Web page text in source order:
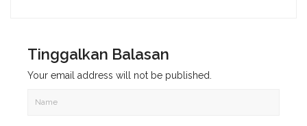
Tinggalkan Balasan
Your email address will not be published.